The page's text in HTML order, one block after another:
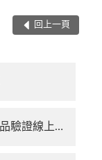
回上一頁
驗證登錄、型式認可及自願性產品驗證線上申辦作業